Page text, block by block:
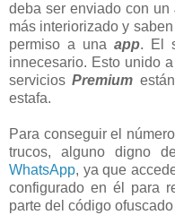
deba ser enviado con un
más interiorizado y
permiso a una app. El
innecesario. Esto unido
serviciosPremium
estafa.
Para conseguir el
trucos, alguno digno
WhatsApp, ya que
configurado en él para
parte del código